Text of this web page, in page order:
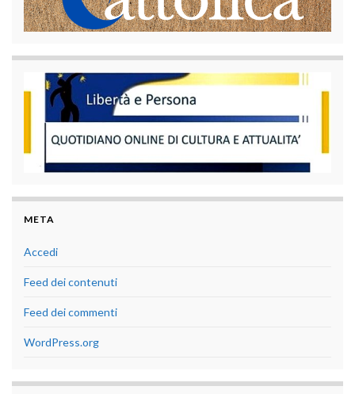
META
Accedi
Feed dei contenuti
Feed dei commenti
WordPress.org